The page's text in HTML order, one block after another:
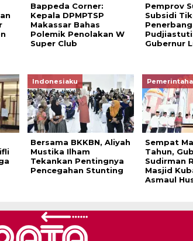
Bappeda Corner:
Kepala DPMPTSP
Makassar Bahas
Polemik Penolakan W
Super Club
Pemprov
Subsidi
Gubernur
Indonesiaku
Bersama BKKBN, Aliyah
Mustika Ilham
Tekankan Pentingnya
Pencegahan Stunting
Sempat
Tahun,
Sudirman
Masjid
Asmaul